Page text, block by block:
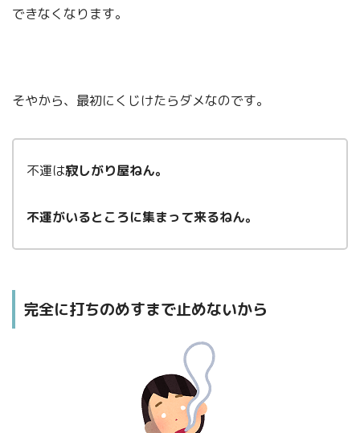
できなくなります。
そやから、最初にくじけたらダメなのです。
不運は寂しがり屋ねん。
不運がいるところに集まって来るねん。
完全に打ちのめすまで止めないから